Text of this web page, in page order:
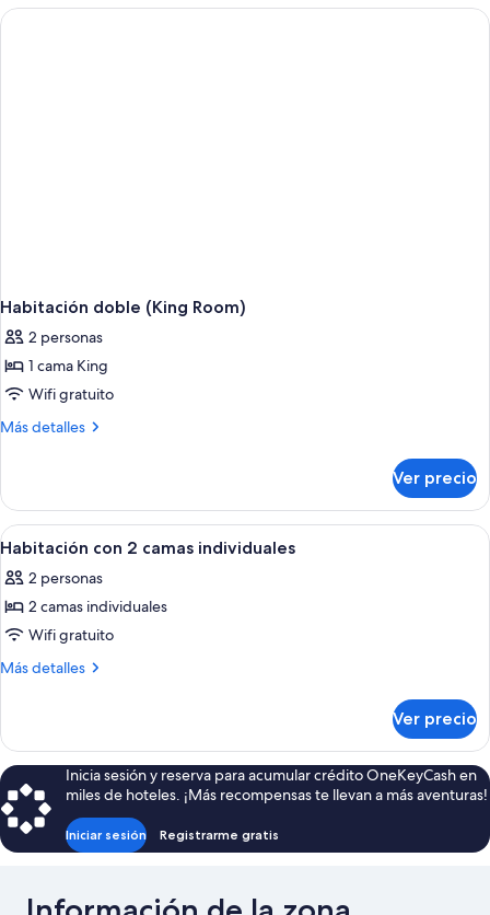
Habitación doble (King Room)
2 personas
1 cama King
Wifi gratuito
Más detalles
Más
doble
(King
Room)
Ver precio
Abrir
todas
las
fotos
de
Habitación
camas
individuales
Un dormitorio doble con dos camas
1
Habitación con 2 camas individuales
2 personas
2 camas individuales
Wifi gratuito
Más detalles
Más
con
2
camas
individuales
Ver precio
Inicia sesión y reserva para acumular crédito OneKeyCash en
miles de hoteles. ¡Más recompensas te llevan a más aventuras!
Iniciar sesión Registrarme gratis